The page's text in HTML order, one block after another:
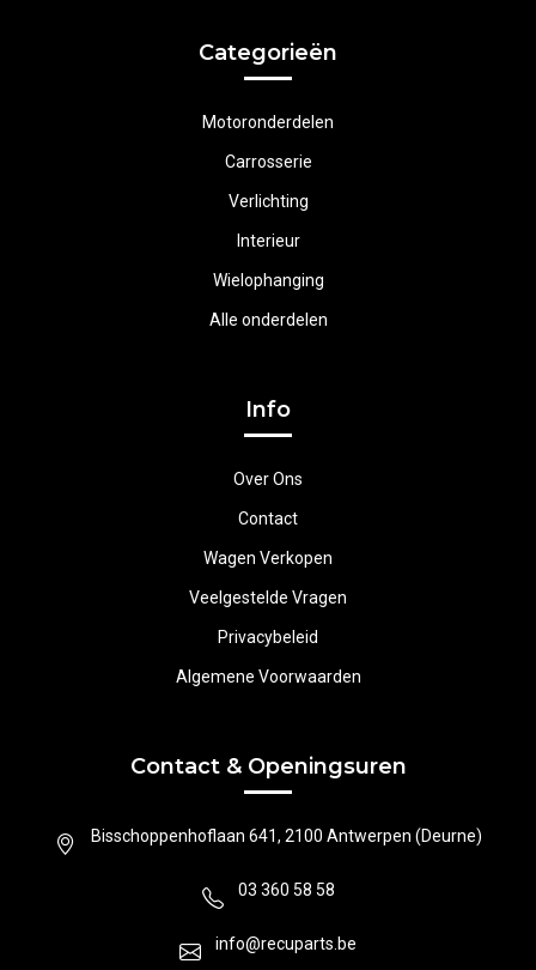
Categorieën
Motoronderdelen
Carrosserie
Verlichting
Interieur
Wielophanging
Alle onderdelen
Info
Over Ons
Contact
Wagen Verkopen
Veelgestelde Vragen
Privacybeleid
Algemene Voorwaarden
Contact & Openingsuren
Bisschoppenhoflaan 641, 2100 Antwerpen (Deurne)
03 360 58 58
info@recuparts.be